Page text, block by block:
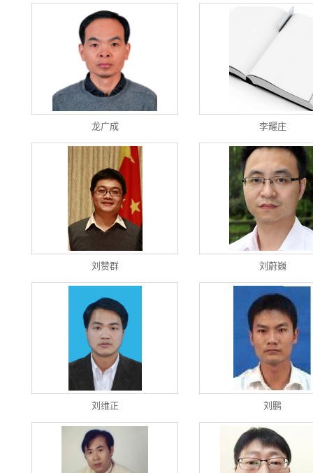
龙广成 李耀庄
刘赞群 刘蔚巍
刘维正 刘鹏